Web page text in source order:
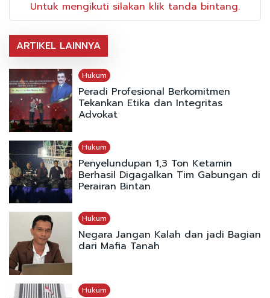
Untuk mengikuti silakan klik tanda bintang.
ARTIKEL LAINNYA
Hukum
Peradi Profesional Berkomitmen
Tekankan Etika dan Integritas
Advokat
Hukum
Penyelundupan 1,3 Ton Ketamin
Berhasil Digagalkan Tim Gabungan di
Perairan Bintan
Hukum
Negara Jangan Kalah dan jadi Bagian
dari Mafia Tanah
Hukum